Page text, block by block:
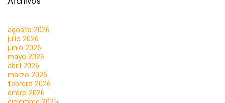
agosto 2026
julio 2026
junio 2026
mayo 2026
abril 2026
marzo 2026
febrero 2026
enero 2026